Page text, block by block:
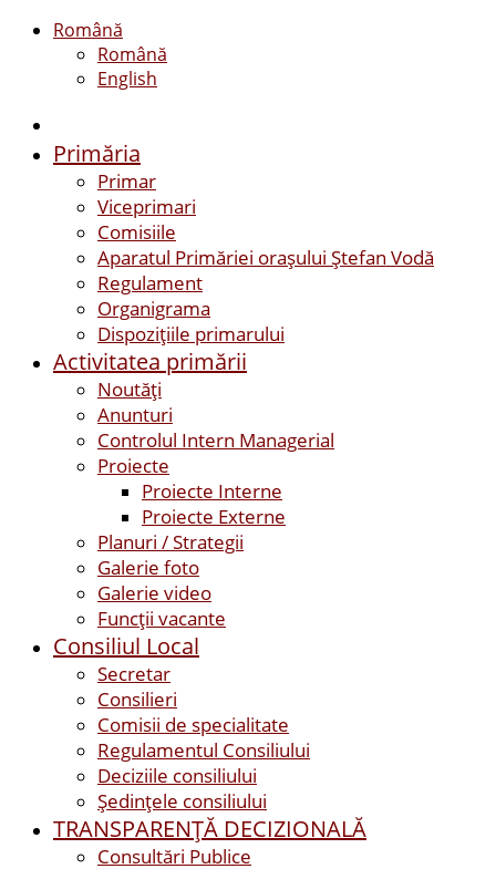
Română
Română
English
Primăria
Primar
Viceprimari
Comisiile
Aparatul Primăriei orașului Ștefan Vodă
Regulament
Organigrama
Dispozițiile primarului
Activitatea primării
Noutăți
Anunturi
Controlul Intern Managerial
Proiecte
Proiecte Interne
Proiecte Externe
Planuri / Strategii
Galerie foto
Galerie video
Funcții vacante
Consiliul Local
Secretar
Consilieri
Comisii de specialitate
Regulamentul Consiliului
Deciziile consiliului
Ședințele consiliului
TRANSPARENȚĂ DECIZIONALĂ
Consultări Publice